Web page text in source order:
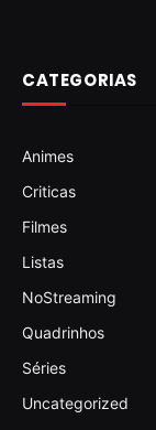
CATEGORIAS
Animes
Criticas
Filmes
Listas
NoStreaming
Quadrinhos
Séries
Uncategorized